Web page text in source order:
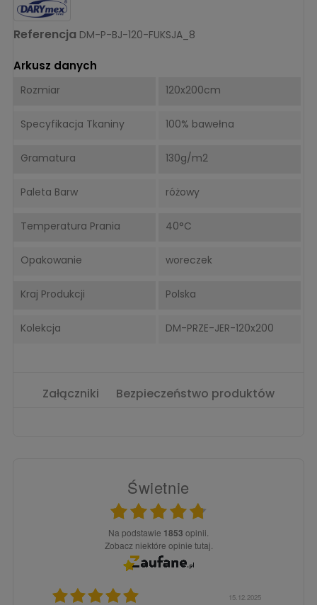
Referencja DM-P-BJ-120-FUKSJA_8
Arkusz danych
Rozmiar 120x200cm
Specyfikacja Tkaniny 100% bawełna
Gramatura 130g/m2
Paleta Barw różowy
Temperatura Prania 40°C
Opakowanie woreczek
Kraj Produkcji Polska
Kolekcja DM-PRZE-JER-120x200
Załączniki Bezpieczeństwo produktów
Świetnie
Na podstawie 1853 opinii.
Zobacz niektóre opinie tutaj.
15.12.2025